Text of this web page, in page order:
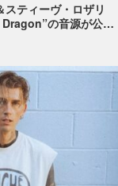
ティーヴ・ロザリ
Dragon”の音源が公…